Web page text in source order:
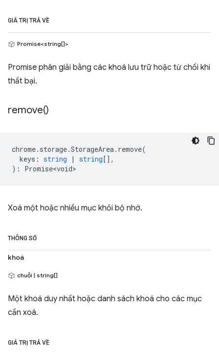
GIÁ TRỊ TRẢ VỀ
Promise<string[]>
Promise phân giải bằng các khoá lưu trữ hoặc từ chối khi
thất bại.
remove()
chrome. storage.StorageArea. remove(
keys : string | string[],
) : Promise<void>
Xoá một hoặc nhiều mục khỏi bộ nhớ.
THÔNG SỐ
khoá
chuỗi | string[]
Một khoá duy nhất hoặc danh sách khoá cho các mục
cần xoá.
GIÁ TRỊ TRẢ VỀ